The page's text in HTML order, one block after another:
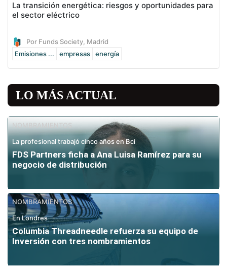
La transición energética: riesgos y oportunidades para
el sector eléctrico
Por Funds Society, Madrid
Emisiones ...
empresas energía
LO MÁS ACTUAL
NOMBRAMIENTOS
La profesional trabajó cinco años en Bci
FDS Partners ficha a Ana Luisa Ramírez para su
negocio de distribución
NOMBRAMIENTOS
En Londres
Columbia Threadneedle refuerza su equipo de
Inversión con tres nombramientos